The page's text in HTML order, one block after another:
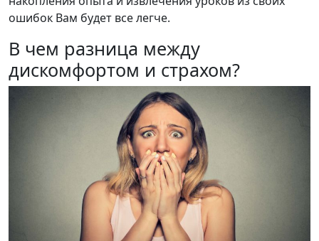
ошибок Вам будет все легче.
В чем разница между
дискомфортом и страхом?